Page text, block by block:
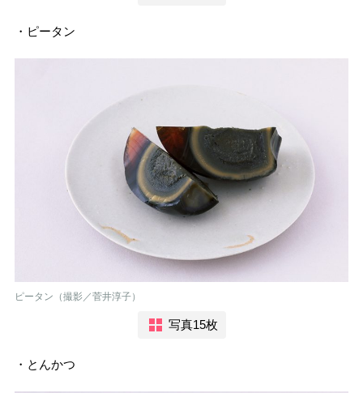
・ピータン
ピータン（撮影／菅井淳子）
写真15枚
・とんかつ